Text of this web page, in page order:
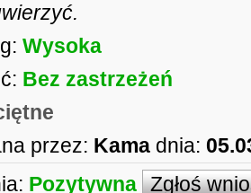
Wysoka
Bez zastrzeżeń
przez: Kama dnia:
Pozytywna Zgłoś